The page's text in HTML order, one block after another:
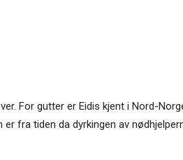
For gutter er Eidis kjent i Nord-
fra tiden da dyrkingen av